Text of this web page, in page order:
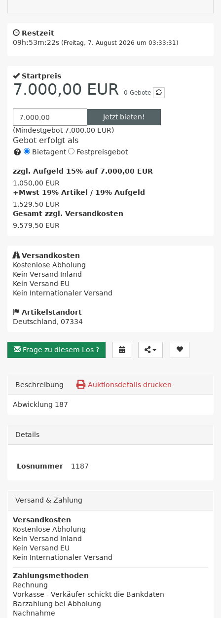
Restzeit
09h:53m:21s (Freitag, 7. August 2026 um 03:33:31)
Startpreis
7.000,00 EUR 0 Gebote
Jetzt bieten!
(Mindestgebot 7.000,00 EUR)
Gebot erfolgt als
Bietagent Festpreisgebot
zzgl. Aufgeld 15% auf 7.000,00 EUR
1.050,00 EUR
+Mwst 19% Artikel / 19% Aufgeld
1.529,50 EUR
Gesamt zzgl. Versandkosten
9.579,50 EUR
Versandkosten
Kostenlose Abholung
Kein Versand Inland
Kein Versand EU
Kein Internationaler Versand
Artikelstandort
Deutschland, 07334
Frage zu diesem Los ?
Beschreibung Auktionsdetails drucken
Abwicklung 187
Details
Losnummer 1187
Versand & Zahlung
Versandkosten
Kostenlose Abholung
Kein Versand Inland
Kein Versand EU
Kein Internationaler Versand
Zahlungsmethoden
Rechnung
Vorkasse - Verkäufer schickt die Bankdaten
Barzahlung bei Abholung
Nachnahme